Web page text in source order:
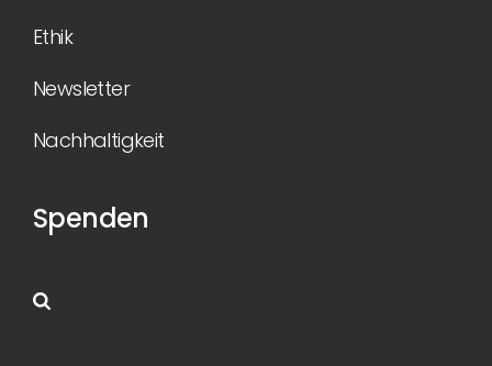
Ethik
Newsletter
Nachhaltigkeit
Spenden